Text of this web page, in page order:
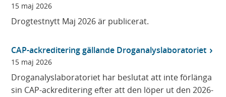
15 maj 2026
Drogtestnytt Maj 2026 är publicerat.
CAP-ackreditering gällande Droganalyslaboratoriet
15 maj 2026
Droganalyslaboratoriet har beslutat att inte förlänga
sin CAP-ackreditering efter att den löper ut den 2026-